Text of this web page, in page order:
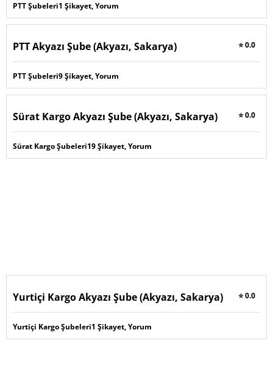
PTT Şubeleri1 Şikayet, Yorum
PTT Akyazı Şube (Akyazı, Sakarya) ⭐ 0.0
PTT Şubeleri9 Şikayet, Yorum
Sürat Kargo Akyazı Şube (Akyazı, Sakarya) ⭐ 0.0
Sürat Kargo Şubeleri19 Şikayet, Yorum
Yurtiçi Kargo Akyazı Şube (Akyazı, Sakarya) ⭐ 0.0
Yurtiçi Kargo Şubeleri1 Şikayet, Yorum